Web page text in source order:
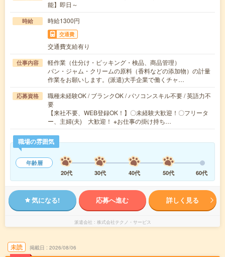
能】即日～
時給 時給1300円
交通費
交通費支給有り
仕事内容
軽作業（仕分け・ピッキング・検品、商品管理）
パン・ジャム・クリームの原料（香料などの添加物）の計量
作業をお願いします。(派遣)大手企業で働くチャ…
応募資格
職種未経験OK / ブランクOK / パソコンスキル不要 / 英語力不
要
【来社不要、WEB登録OK！】〇未経験大歓迎！〇フリータ
ー、主婦(夫) 大歓迎！ ※お仕事の掛け持ち…
職場の雰囲気
年齢層
20代
30代 40代 50代 60代
気になる! 応募へ進む 詳しく見る
派遣会社 株式会社テクノ・サービス
未読 掲載日 2026/08/06